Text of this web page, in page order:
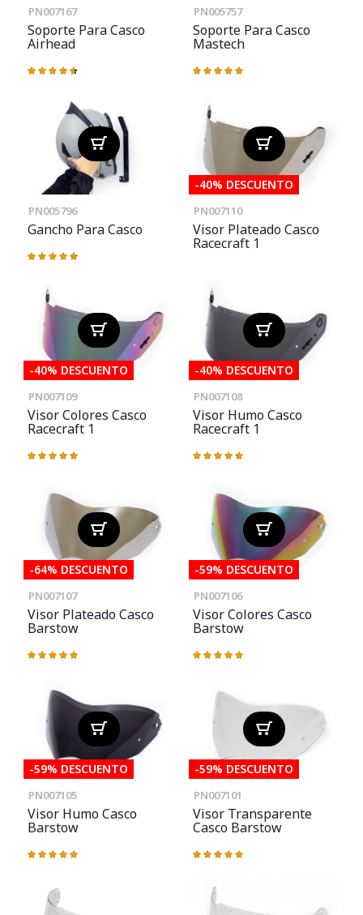
PN007167
Soporte Para Casco
Airhead
Valoración:
PN005757
Soporte Para Casco
Mastech
Valoración:
PN005796
Gancho Para Casco
Valoración:
-40% DESCUENTO
PN007110
Visor Plateado Casco
Racecraft 1
-40% DESCUENTO
PN007109
Visor Colores Casco
Racecraft 1
Valoración:
-40% DESCUENTO
PN007108
Visor Humo Casco
Racecraft 1
Valoración:
-64% DESCUENTO
PN007107
Visor Plateado Casco
Barstow
Valoración:
-59% DESCUENTO
PN007106
Visor Colores Casco
Barstow
Valoración:
-59% DESCUENTO
PN007105
Visor Humo Casco
Barstow
Valoración:
-59% DESCUENTO
PN007101
Visor Transparente
Casco Barstow
Valoración: